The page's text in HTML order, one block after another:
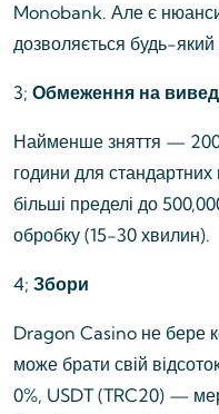
Monobank. Але є
дозволяється будь-
3; Обмеження на
Найменше зняття —
години для
більші пределі до
обробку (15-30 хвилин).
4; Збори
Dragon Casino не бере
може брати свій
0%, USDT (TRC20) —